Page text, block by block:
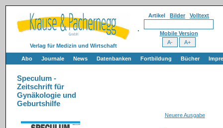
Verlag für Medizin und Wirtschaft
Artikel Bilder Volltext
Mobile Version
Abo Journale News Datenbanken Fortbildung Bücher
Speculum -
Zeitschrift für
Gynäkologie und
Geburtshilfe
Neuere Ausgabe